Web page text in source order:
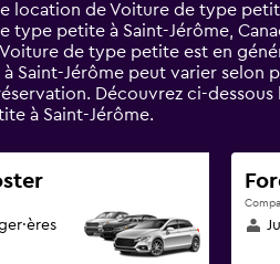
location de Voiture de type
type petite à Saint-Jérôme,
Voiture de type petite est en
Saint-Jérôme peut varier selon
Découvrez ci-
à Saint-Jérôme.